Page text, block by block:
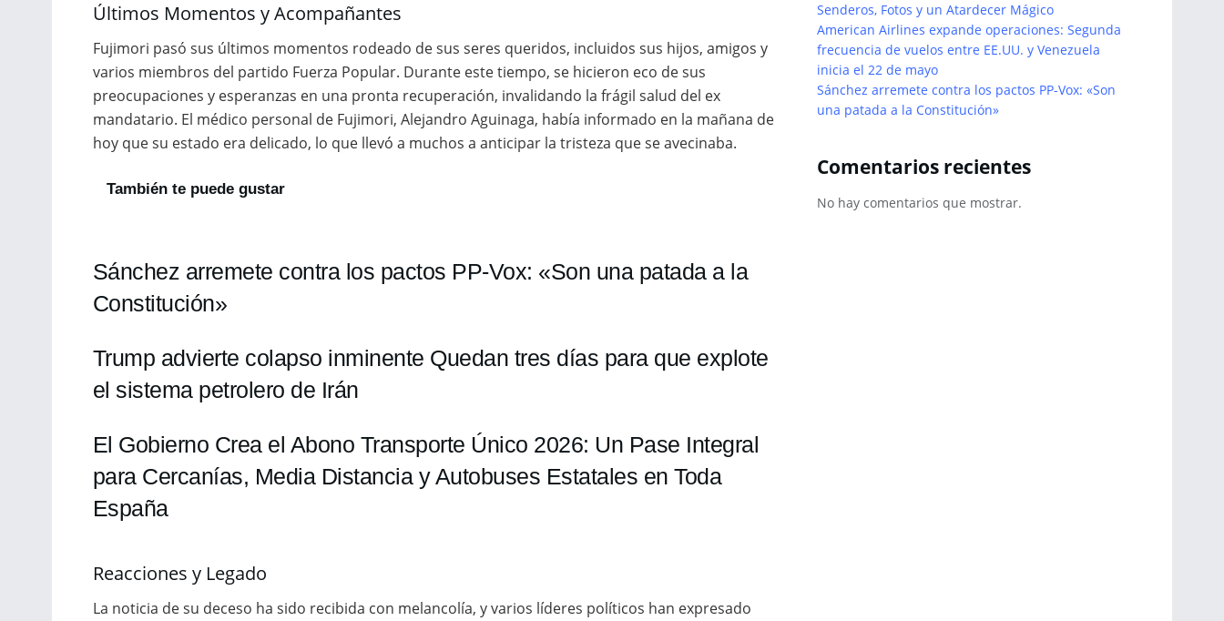
Últimos Momentos y Acompañantes
Fujimori pasó sus últimos momentos rodeado de sus seres queridos, incluidos sus hijos, amigos y
varios miembros del partido Fuerza Popular. Durante este tiempo, se hicieron eco de sus
preocupaciones y esperanzas en una pronta recuperación, invalidando la frágil salud del ex
mandatario. El médico personal de Fujimori, Alejandro Aguinaga, había informado en la mañana de
hoy que su estado era delicado, lo que llevó a muchos a anticipar la tristeza que se avecinaba.
También te puede gustar
Sánchez arremete contra los pactos PP-Vox: «Son una patada a la
Constitución»
Trump advierte colapso inminente Quedan tres días para que explote
el sistema petrolero de Irán
El Gobierno Crea el Abono Transporte Único 2026: Un Pase Integral
para Cercanías, Media Distancia y Autobuses Estatales en Toda
España
Reacciones y Legado
La noticia de su deceso ha sido recibida con melancolía, y varios líderes políticos han expresado
Senderos, Fotos y un Atardecer Mágico
American Airlines expande operaciones: Segunda
frecuencia de vuelos entre EE.UU. y Venezuela
inicia el 22 de mayo
Sánchez arremete contra los pactos PP-Vox: «Son
una patada a la Constitución»
Comentarios recientes
No hay comentarios que mostrar.